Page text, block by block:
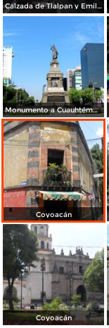
Calzada de Tlalpan y Emiliano Zapata. Abril/2014
Monumento a Cuauhtémoc, Avenida Reforma
Coyoacán
Coyoacán